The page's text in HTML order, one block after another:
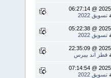
2025-12-
تسويق 2022
2025-12-
تسويق 2022
2025-12-
قطز اند بيبرس
2025-12-
تسويق 2022